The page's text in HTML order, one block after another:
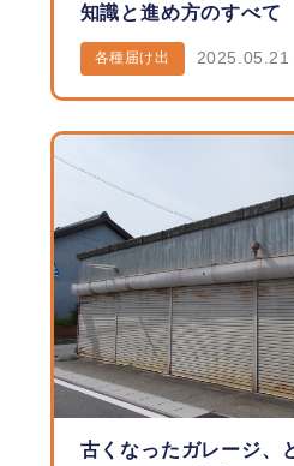
知識と進め方のすべて
各種届け出 2025.05.21
古くなったガレージ、